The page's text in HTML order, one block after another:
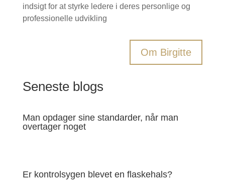
indsigt for at styrke ledere i deres personlige og
professionelle udvikling
Om Birgitte
Seneste blogs
Man opdager sine standarder, når man
overtager noget
Er kontrolsygen blevet en flaskehals?